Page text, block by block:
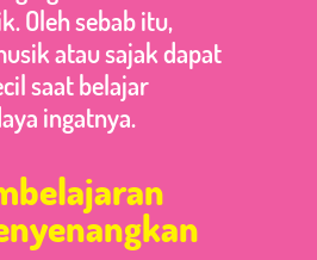
Oleh sebab itu,
atau sajak dapat
saat belajar
ingatnya.